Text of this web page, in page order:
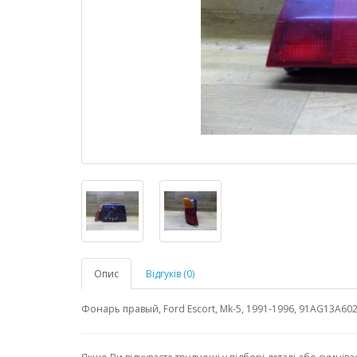
Опис Відгуків (0)
Фонарь правый, Ford Escort, Mk-5, 1991-1996, 91AG13A602